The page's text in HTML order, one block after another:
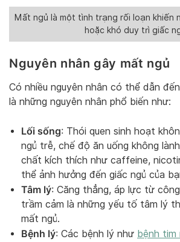
Mất ngủ là một tình trạng rối loạn khiến
hoặc khó duy trì giấc
Nguyên nhân gây mất ngủ
Có nhiều nguyên nhân có thể dẫn
là những nguyên nhân phổ biến như:
Lối sống: Thói quen sinh hoạt
ngủ trễ, chế độ ăn uống không
chất kích thích như caffeine,
thể ảnh hưởng đến giấc ngủ của
Tâm lý: Căng thẳng, áp lực từ
trầm cảm là những yếu tố tâm lý
mất ngủ.
Bệnh lý: Các bệnh lý như bệnh tim